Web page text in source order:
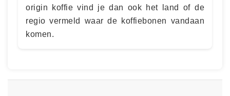
origin koffie vind je dan ook het land of de
regio vermeld waar de koffiebonen vandaan
komen.